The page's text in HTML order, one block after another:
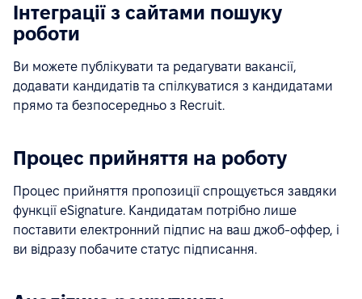
Інтеграції з сайтами пошуку
роботи
Ви можете публікувати та редагувати вакансії,
додавати кандидатів та спілкуватися з кандидатами
прямо та безпосередньо з Recruit.
Процес прийняття на роботу
Процес прийняття пропозиції спрощується завдяки
функції eSignature. Кандидатам потрібно лише
поставити електронний підпис на ваш джоб-оффер, і
ви відразу побачите статус підписання.